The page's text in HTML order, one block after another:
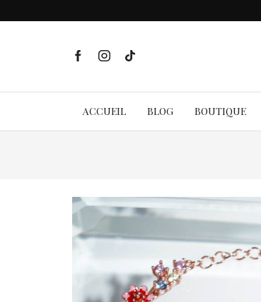
ACCUEIL BLOG BOUTIQUE